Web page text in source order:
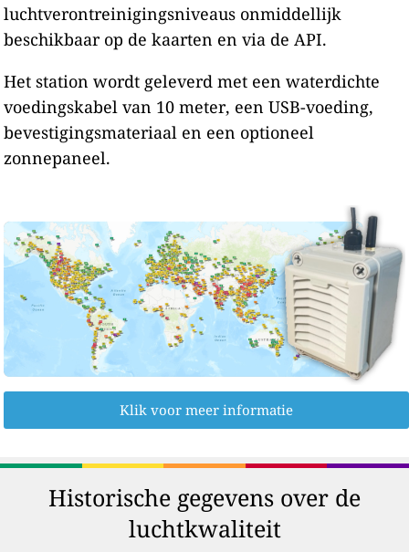
luchtverontreinigingsniveaus onmiddellijk
beschikbaar op de kaarten en via de API.
Het station wordt geleverd met een waterdichte
voedingskabel van 10 meter, een USB-voeding,
bevestigingsmateriaal en een optioneel
zonnepaneel.
Klik voor meer informatie
Historische gegevens over de
luchtkwaliteit